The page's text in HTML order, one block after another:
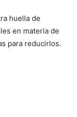
huella de
en materia de
para reducirlos.